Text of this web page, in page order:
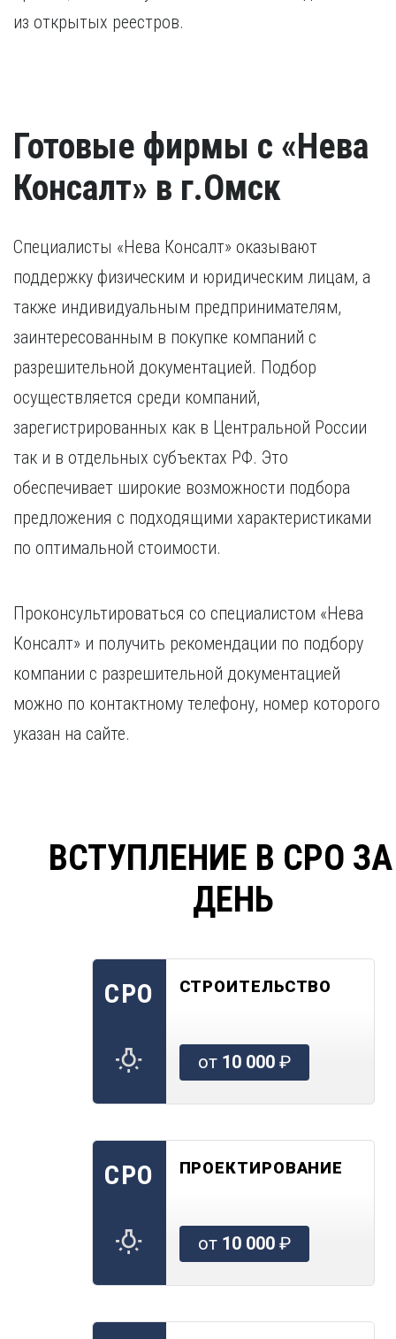
из открытых реестров.
Готовые фирмы с «Нева
Консалт» в г.Омск
Специалисты «Нева Консалт» оказывают
поддержку физическим и юридическим лицам, а
также индивидуальным предпринимателям,
заинтересованным в покупке компаний с
разрешительной документацией. Подбор
осуществляется среди компаний,
зарегистрированных как в Центральной России
так и в отдельных субъектах РФ. Это
обеспечивает широкие возможности подбора
предложения с подходящими характеристиками
по оптимальной стоимости.
Проконсультироваться со специалистом «Нева
Консалт» и получить рекомендации по подбору
компании с разрешительной документацией
можно по контактному телефону, номер которого
указан на сайте.
ВСТУПЛЕНИЕ В СРО
ДЕНЬ
СРО СТРОИТЕЛЬСТВО
от 10 000₽
СРО ПРОЕКТИРОВАНИЕ
от 10 000₽